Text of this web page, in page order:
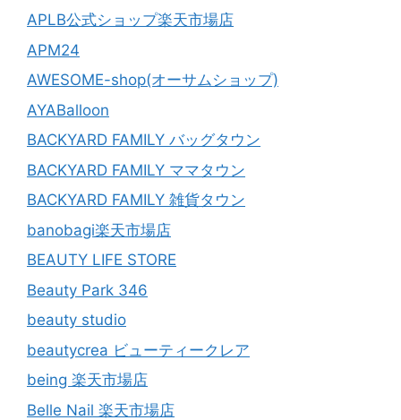
APLB公式ショップ楽天市場店
APM24
AWESOME-shop(オーサムショップ)
AYABalloon
BACKYARD FAMILY バッグタウン
BACKYARD FAMILY ママタウン
BACKYARD FAMILY 雑貨タウン
banobagi楽天市場店
BEAUTY LIFE STORE
Beauty Park 346
beauty studio
beautycrea ビューティークレア
being 楽天市場店
Belle Nail 楽天市場店